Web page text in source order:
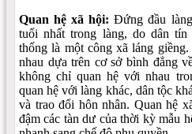
Quan hệ xã hội:Ðứng đầu
tuổi nhất trong làng, do dân tín
thống là một công xã láng
nhau dựa trên cơ sở bình đẳng
không chỉ quan hệ với nhau
quan hệ với làng khác, dân tộc
và trao đổi hôn nhân. Quan hệ
đậm các tàn dư của thời kỳ mẫu